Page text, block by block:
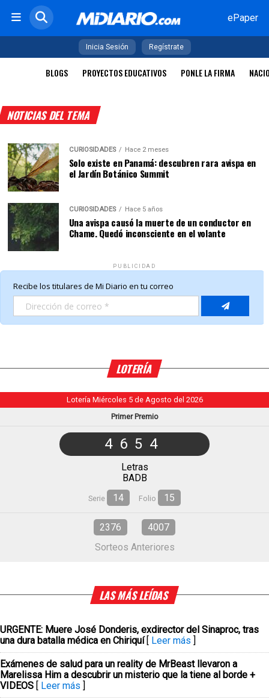
ePaper
Inicia Sesión Regístrate
BLOGS PROYECTOS EDUCATIVOS PONLE LA FIRMA
NOTICIAS DEL TEMA
CURIOSIDADES Hace 2 meses
Solo existe en Panamá: descubren rara avispa en
el Jardín Botánico Summit
CURIOSIDADES Hace 5 años
Una avispa causó la muerte de un conductor en
Chame. Quedó inconsciente en el volante
PUBLICIDAD
LOTERÍA
Lotería Miércoles 5 de Agosto del 2026
Primer Premio
4654
Letras
BADB
Serie 14 Folio 15
2376
4007
Sorteos Anteriores
LAS MÁS LEÍDAS
URGENTE: Muere José Donderis, exdirector del Sinaproc, tras
una dura batalla médica en Chiriquí [ Leer más ]
Exámenes de salud para un reality de MrBeast llevaron a
Marelissa Him a descubrir un misterio que la tiene al borde +
VIDEOS [ Leer más ]